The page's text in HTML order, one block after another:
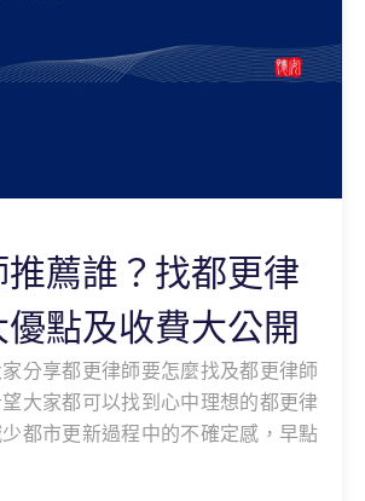
薦誰？找都更律
點及收費大公開
分享都更律師要怎麼找及都更律師
大家都可以找到心中理想的都更律
都市更新過程中的不確定感，早點